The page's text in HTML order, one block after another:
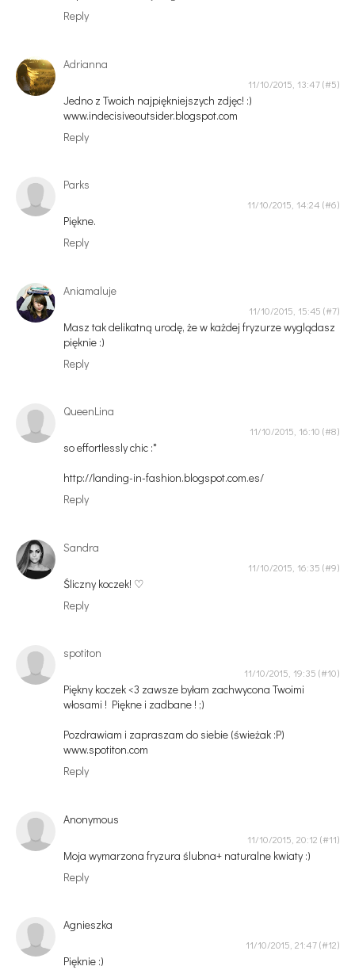
Reply
Adrianna
11/10/2015, 13:47
Jedno z Twoich najpiękniejszych zdjęc! :)
www.indecisiveoutsider.blogspot.com
Reply
Parks
11/10/2015, 14:24
Piękne.
Reply
Aniamaluje
11/10/2015, 15:45
Masz tak delikatną urodę, że w każdej fryzurze wyglądasz
pięknie :)
Reply
QueenLina
11/10/2015, 16:10
so effortlessly chic :*
http://landing-in-fashion.blogspot.com.es/
Reply
Sandra
11/10/2015, 16:35
Śliczny koczek! ♡
Reply
spotiton
11/10/2015, 19:35
Piękny koczek <3 zawsze byłam zachwycona Twoimi
włosami ! Piękne i zadbane ! ;)
Pozdrawiam i zapraszam do siebie (świeżak :P)
www.spotiton.com
Reply
Anonymous
11/10/2015, 20:12
Moja wymarzona fryzura ślubna+ naturalne kwiaty :)
Reply
Agnieszka
11/10/2015, 21:47
Pięknie :)